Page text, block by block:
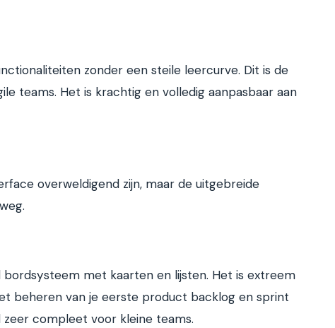
zonder een steile leercurve. Dit is de
teams. Het is krachtig en volledig aanpasbaar aan
overweldigend zijn, maar de uitgebreide
bordsysteem met kaarten en lijsten. Het is extreem
beheren van je eerste product backlog en sprint
zeer compleet voor kleine teams.